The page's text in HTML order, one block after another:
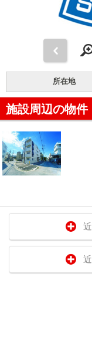
所在地
施設周辺の物件